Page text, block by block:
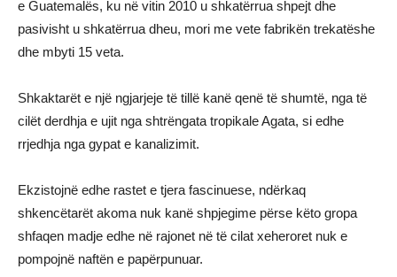
e Guatemalës, ku në vitin 2010 u shkatërrua shpejt dhe
pasivisht u shkatërrua dheu, mori me vete fabrikën trekatëshe
dhe mbyti 15 veta.
Shkaktarët e një ngjarjeje të tillë kanë qenë të shumtë, nga të
cilët derdhja e ujit nga shtrëngata tropikale Agata, si edhe
rrjedhja nga gypat e kanalizimit.
Ekzistojnë edhe rastet e tjera fascinuese, ndërkaq
shkencëtarët akoma nuk kanë shpjegime përse këto gropa
shfaqen madje edhe në rajonet në të cilat xeheroret nuk e
pompojnë naftën e papërpunuar.